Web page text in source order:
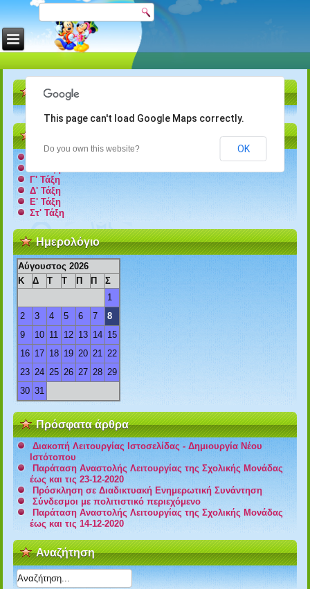
Η Ώρα
Γ' Τάξη
Δ' Τάξη
Ε' Τάξη
Στ' Τάξη
Ημερολόγιο
Αύγουστος 2026
Κ
Δ Τ Τ Π Π
Σ
1
2
3 4 5 6 7
8
9
10 11 12 13 14 15
16 17 18 19 20 21 22
23 24 25 26 27 28 29
30 31
Πρόσφατα άρθρα
Διακοπή Λειτουργίας Ιστοσελίδας - Δημιουργία Νέου
Ιστότοπου
Παράταση Αναστολής Λειτουργίας της Σχολικής Μονάδας
έως και τις 23-12-2020
Πρόσκληση σε Διαδικτυακή Ενημερωτική Συνάντηση
Σύνδεσμοι με πολιτιστικό περιεχόμενο
Παράταση Αναστολής Λειτουργίας της Σχολικής Μονάδας
έως και τις 14-12-2020
Αναζήτηση
This page can't load Google Maps correctly.
Do you own this website? OK